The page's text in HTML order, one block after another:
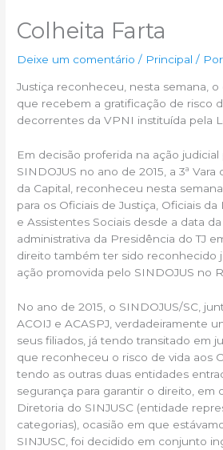
Colheita Farta
Deixe um comentário / Principal / Por
Justiça reconheceu, nesta semana,
que recebem a gratificação de risco
decorrentes da VPNI instituída pela
Em decisão proferida na ação
SINDOJUS no ano de 2015, a 3ª
da Capital, reconheceu nesta
para os Oficiais de Justiça, Oficiais
e Assistentes Sociais desde a data
administrativa da Presidência do TJ
direito também ter sido reconhecido
ação promovida pelo SINDOJUS no
No ano de 2015, o SINDOJUS/SC,
ACOIJ e ACASPJ, verdadeiramente
seus filiados, já tendo transitado em
que reconheceu o risco de vida aos
tendo as outras duas entidades
segurança para garantir o direito, em
Diretoria do SINJUSC (entidade
categorias), ocasião em que
SINJUSC, foi decidido em conjunto